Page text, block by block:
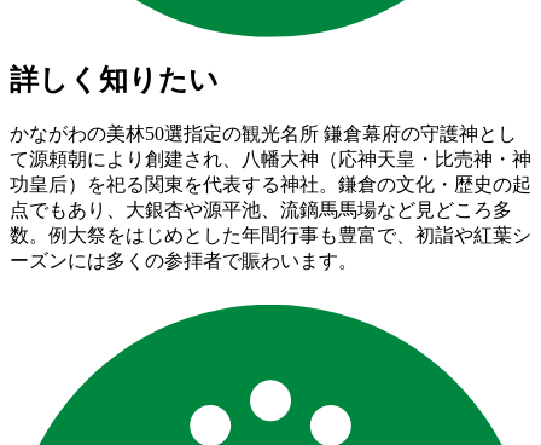
詳しく知りたい
かながわの美林50選指定の観光名所 鎌倉幕府の守護神とし
て源頼朝により創建され、八幡大神（応神天皇・比売神・神
功皇后）を祀る関東を代表する神社。鎌倉の文化・歴史の起
点でもあり、大銀杏や源平池、流鏑馬馬場など見どころ多
数。例大祭をはじめとした年間行事も豊富で、初詣や紅葉シ
ーズンには多くの参拝者で賑わいます。